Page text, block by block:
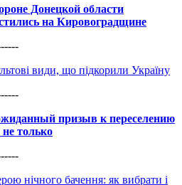
Донецкой области
на Кировоградщине
види, що підкорили Україну
призыв к переселению
только
нічного бачення: як вибрати і